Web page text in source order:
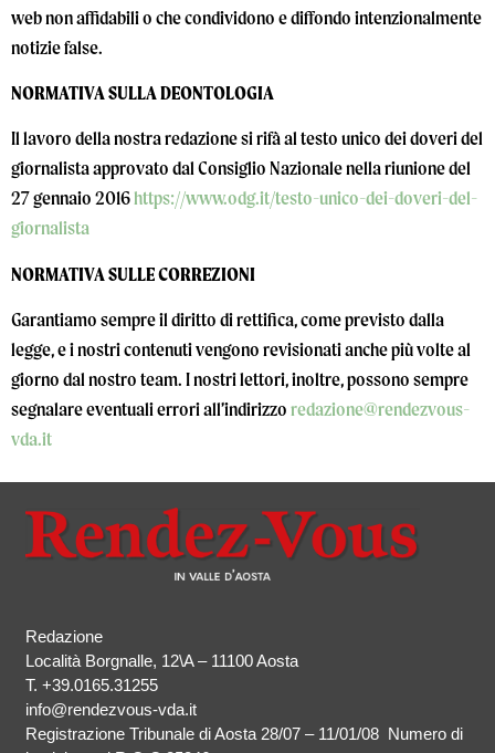
web non affidabili o che condividono e diffondo intenzionalmente
notizie false.
NORMATIVA SULLA DEONTOLOGIA
Il lavoro della nostra redazione si rifà al testo unico dei doveri del
giornalista approvato dal Consiglio Nazionale nella riunione del
27 gennaio 2016https://www.odg.it/testo-unico-dei-doveri-del-
giornalista
NORMATIVA SULLE CORREZIONI
Garantiamo sempre il diritto di rettifica, come previsto dalla
legge, e i nostri contenuti vengono revisionati anche più volte al
giorno dal nostro team. I nostri lettori, inoltre, possono sempre
segnalare eventuali errori all’indirizzo redazione@rendezvous-
vda.it
Redazione
Località Borgnalle, 12\A – 11100 Aosta
T.+39.0165.31255
info@rendezvous-vda.it
Registrazione Tribunale di Aosta 28/07 – 11/01/08 Numero di